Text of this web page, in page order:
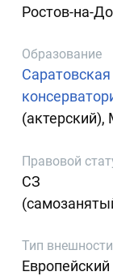
Ростов-на-
Образование
Правовой
СЗ
Тип внешности
Европейский